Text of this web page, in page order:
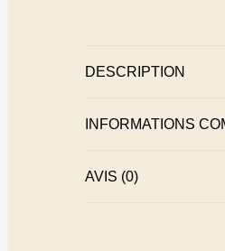
DESCRIPTION
INFORMATIONS
AVIS (0)